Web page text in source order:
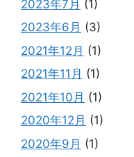
2023年7月 (1)
2023年6月 (3)
2021年12月 (1)
2021年11月 (1)
2021年10月 (1)
2020年12月 (1)
2020年9月 (1)